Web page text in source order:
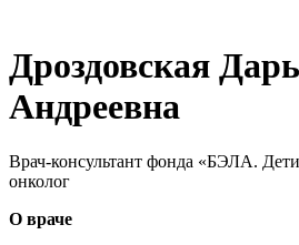
Дроздовская
Андреевна
Врач-консультант фонда «БЭЛА.
онколог
О враче